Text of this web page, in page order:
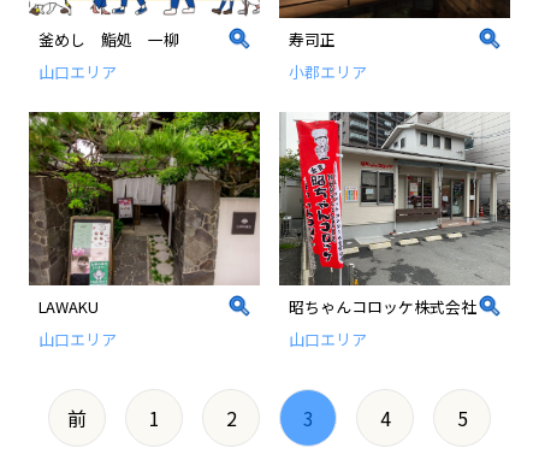
釜めし 鮨処 一柳
山口エリア
寿司正
小郡エリア
LAWAKU
山口エリア
昭ちゃんコロッケ株式会社
山口エリア
前 1 2 3 4 5